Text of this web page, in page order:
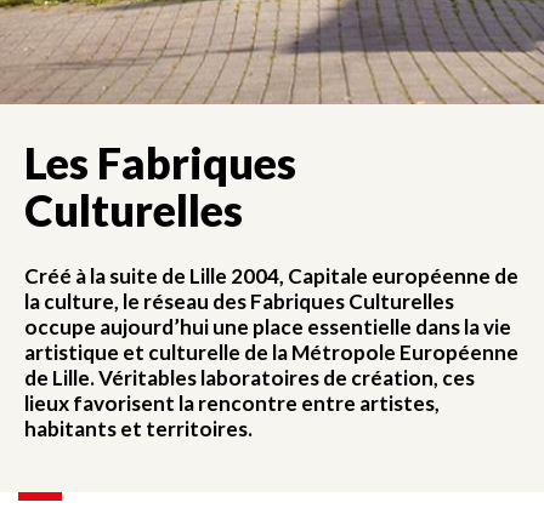
Les Fabriques
Culturelles
Créé à la suite de Lille 2004, Capitale européenne de
la culture, le réseau des Fabriques Culturelles
occupe aujourd’hui une place essentielle dans la vie
artistique et culturelle de la Métropole Européenne
de Lille. Véritables laboratoires de création, ces
lieux favorisent la rencontre entre artistes,
habitants et territoires.